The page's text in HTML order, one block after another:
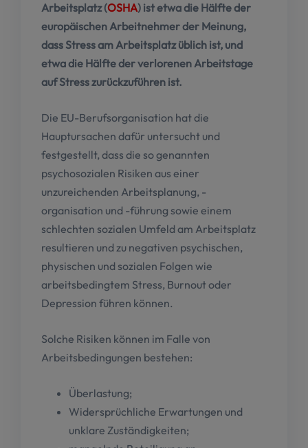
Arbeitsplatz (OSHA) ist etwa die Hälfte der
europäischen Arbeitnehmer der Meinung,
dass Stress am Arbeitsplatz üblich ist, und
etwa die Hälfte der verlorenen Arbeitstage
auf Stress zurückzuführen ist.
Die EU-Berufsorganisation hat die
Hauptursachen dafür untersucht und
festgestellt, dass die so genannten
psychosozialen Risiken aus einer
unzureichenden Arbeitsplanung, -
organisation und -führung sowie einem
schlechten sozialen Umfeld am Arbeitsplatz
resultieren und zu negativen psychischen,
physischen und sozialen Folgen wie
arbeitsbedingtem Stress, Burnout oder
Depression führen können.
Solche Risiken können im Falle von
Arbeitsbedingungen bestehen:
Überlastung;
Widersprüchliche Erwartungen und
unklare Zuständigkeiten;